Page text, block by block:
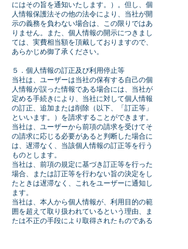
にはその旨を通知いたします。）。但し、個
人情報保護法その他の法令により、当社が開
示の義務を負わない場合は、この限りではあ
りません。また、個人情報の開示につきまし
ては、実費相当額を頂戴しておりますので、
あらかじめ御了承ください。
５．個人情報の訂正及び利用停止等
当社は、ユーザーは当社の保有する自己の個
人情報が誤った情報である場合には、当社が
定める手続きにより、当社に対して個人情報
の訂正、追加または削除（以下、「訂正等」
といいます。）を請求することができます。
当社は、ユーザーから前項の請求を受けてそ
の請求に応じる必要があると判断した場合に
は、遅滞なく、当該個人情報の訂正等を行う
ものとします。
当社は、前項の規定に基づき訂正等を行った
場合、または訂正等を行わない旨の決定をし
たときは遅滞なく、これをユーザーに通知し
ます。
当社は、本人から個人情報が、利用目的の範
囲を超えて取り扱われているという理由、ま
たは不正の手段により取得されたものである